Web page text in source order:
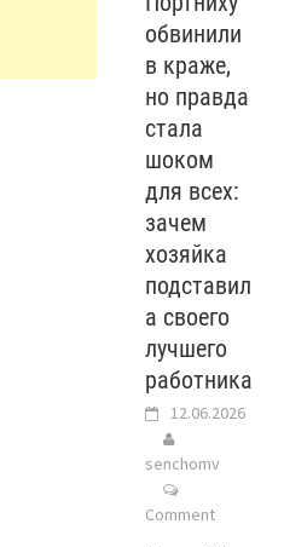
обвинили
в краже,
но правда
стала
шоком
для всех:
зачем
хозяйка
подставил
а своего
лучшего
работника
12.06.2026
senchomv
Comment